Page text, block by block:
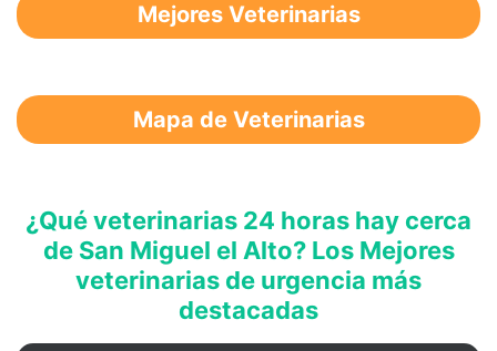
Mejores Veterinarias
Mapa de Veterinarias
¿Qué veterinarias 24 horas hay cerca
de San Miguel el Alto? Los Mejores
veterinarias de urgencia más
destacadas